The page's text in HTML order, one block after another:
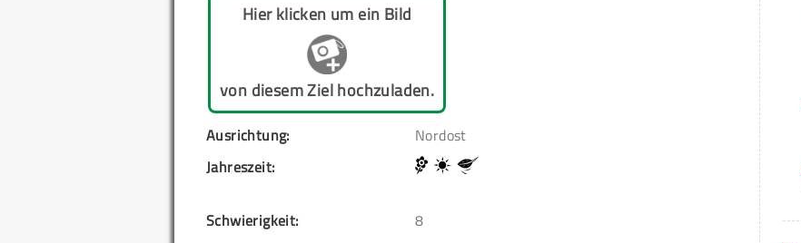
Hier klicken um ein Bild
von diesem Ziel hochzuladen.
Ausrichtung:
Nordost
Jahreszeit:
Schwierigkeit: 8